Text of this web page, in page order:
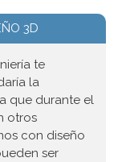
3D
te
la
que durante el
otros
con diseño
ser